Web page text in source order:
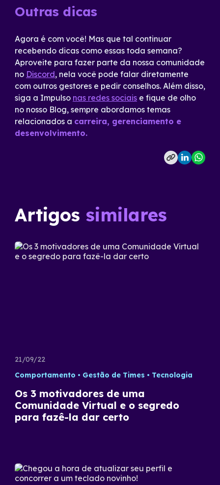
Outras dicas
Agora é com você! Mas que tal continuar
recebendo dicas como essas toda semana?
Aproveite para fazer parte da nossa comunidade
no Discord, nela você pode falar diretamente
com outros gestores e pedir conselhos. Além disso,
siga a Impulso nas redes sociais e fique de olho
no nosso Blog, sempre abordamos temas
relacionados a carreira, gerenciamento e
desenvolvimento.
Artigos similares
21/09/22
Comportamento
Gestão de Times Tecnologia
Os 3 motivadores de uma
Comunidade Virtual e o segredo
para fazê-la dar certo